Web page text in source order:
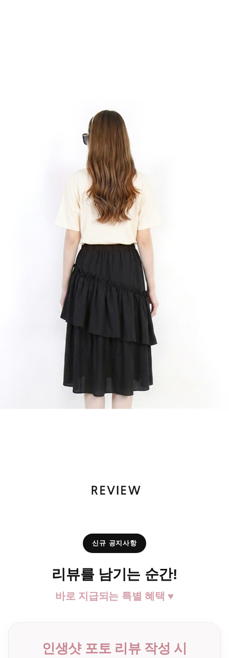
신규 공지사항
리뷰를 남기는 순간!
바로 지급되는 특별 혜택 ♥
인생샷 포토 리뷰 작성 시